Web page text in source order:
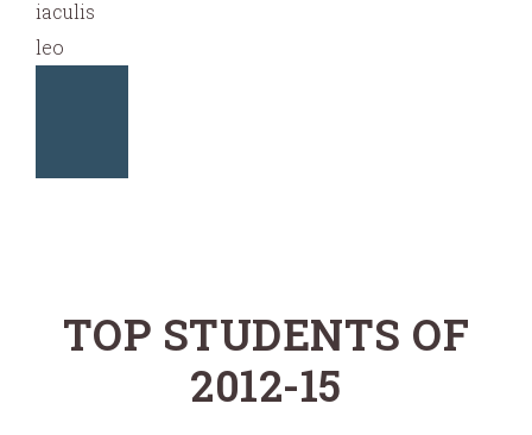
TOP STUDENTS OF
2012-15